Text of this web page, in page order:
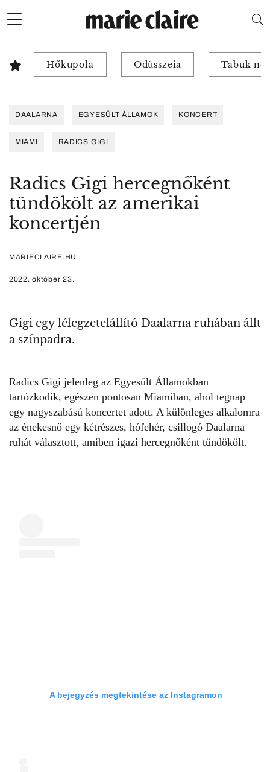
Hőkupola Odüsszeia Tabuk
DAALARNA EGYESÜLT ÁLLAMOK KONCERT
MIAMI RADICS GIGI
Radics Gigi hercegnőként
tündökölt az amerikai
koncertjén
MARIECLAIRE.HU
2022. október 23.
Gigi egy lélegzetelállító Daalarna ruhában állt
a színpadra.
Radics Gigi jelenleg az Egyesült Államokban
tartózkodik, egészen pontosan Miamiban, ahol tegnap
egy nagyszabású koncertet adott. A különleges alkalomra
az énekesnő egy kétrészes, hófehér, csillogó Daalarna
ruhát választott, amiben igazi hercegnőként tündökölt.
A bejegyzés megtekintése az Instagramon